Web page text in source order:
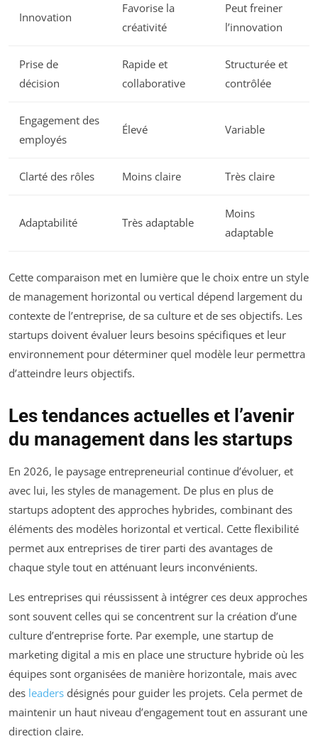
Innovation
Favorise la
créativité
Peut freiner
l’innovation
Prise de
décision
Rapide et
collaborative
Structurée et
contrôlée
Engagement des
employés
Élevé Variable
Clarté des rôles Moins claire Très claire
Adaptabilité Très adaptable
Moins
adaptable
Cette comparaison met en lumière que le choix entre un style
de management horizontal ou vertical dépend largement du
contexte de l’entreprise, de sa culture et de ses objectifs. Les
startups doivent évaluer leurs besoins spécifiques et leur
environnement pour déterminer quel modèle leur permettra
d’atteindre leurs objectifs.
Les tendances actuelles et l’avenir
du management dans les startups
En 2026, le paysage entrepreneurial continue d’évoluer, et
avec lui, les styles de management. De plus en plus de
startups adoptent des approches hybrides, combinant des
éléments des modèles horizontal et vertical. Cette flexibilité
permet aux entreprises de tirer parti des avantages de
chaque style tout en atténuant leurs inconvénients.
Les entreprises qui réussissent à intégrer ces deux approches
sont souvent celles qui se concentrent sur la création d’une
culture d’entreprise forte. Par exemple, une startup de
marketing digital a mis en place une structure hybride où les
équipes sont organisées de manière horizontale, mais avec
des leaders désignés pour guider les projets. Cela permet de
maintenir un haut niveau d’engagement tout en assurant une
direction claire.